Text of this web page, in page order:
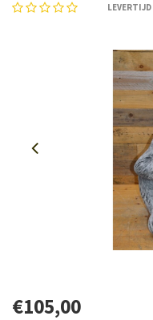
LEVERTIJD
€105,00